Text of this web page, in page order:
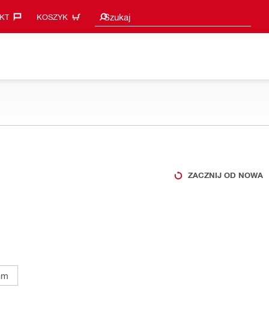
KOSZYK Szukaj
Sugestie wyszukiwania
ZACZNIJ OD NOWA